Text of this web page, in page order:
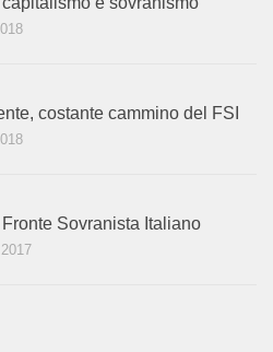
costante cammino del FSI
Sovranista Italiano